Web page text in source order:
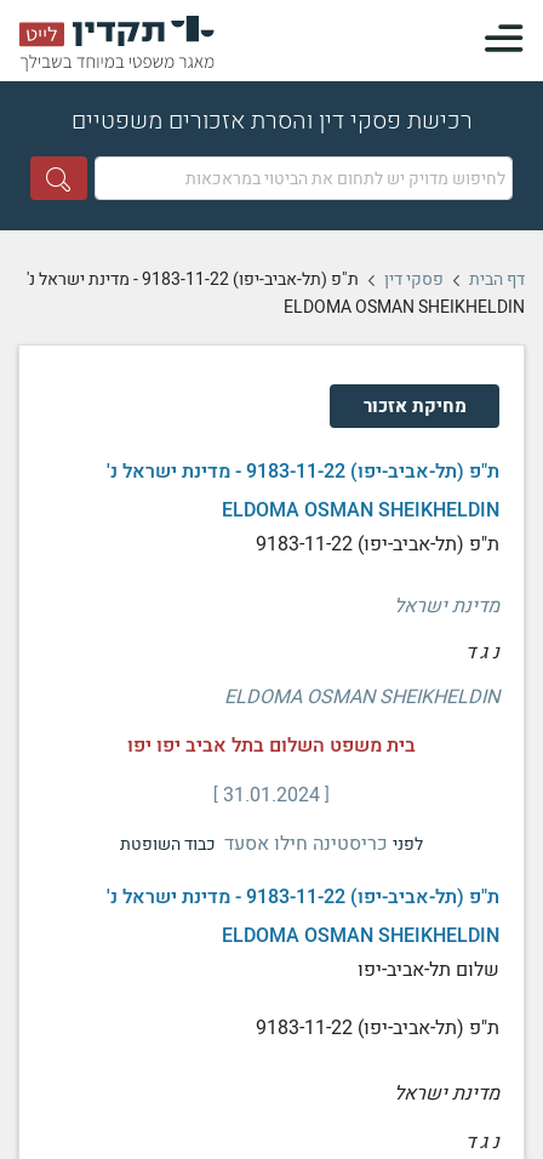
רכישת פסקי דין והסרת אזכורים משפטיים
דף הבית פסקי דין
ת"פ (תל-אביב-יפו) 9183-11-22 - מדינת ישראל נ'
ELDOMA OSMAN SHEIKHELDIN
מחיקת אזכור
ת"פ (תל-אביב-יפו) 9183-11-22 - מדינת ישראל נ'
ELDOMA OSMAN SHEIKHELDIN
ת"פ (תל-אביב-יפו) 9183-11-22
מדינת ישראל
נ ג ד
ELDOMA OSMAN SHEIKHELDIN
בית משפט השלום בתל אביב יפו יפו
31.01.2024
לפני כריסטינה חילו אסעד כבוד השופטת
ת"פ (תל-אביב-יפו) 9183-11-22 - מדינת ישראל נ'
ELDOMA OSMAN SHEIKHELDIN
שלום תל-אביב-יפו
ת"פ (תל-אביב-יפו) 9183-11-22
מדינת ישראל
נ ג ד